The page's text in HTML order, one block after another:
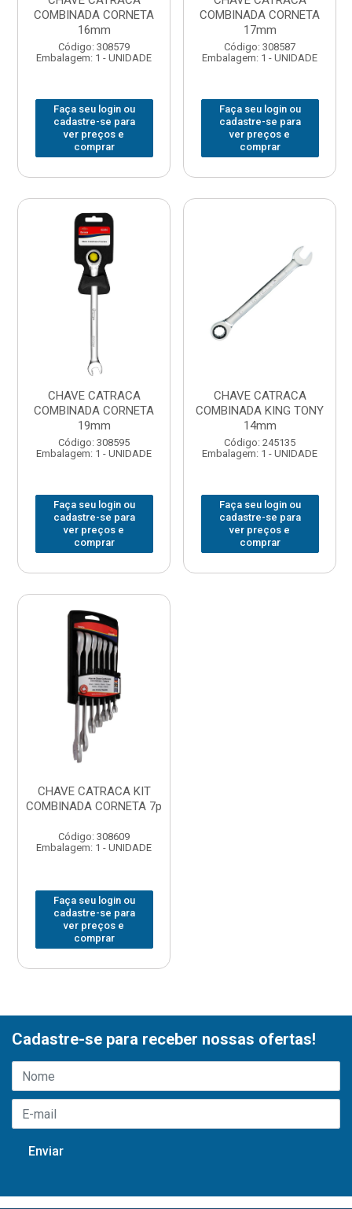
COMBINADA CORNETA
16mm
Código: 308579
Embalagem: 1 - UNIDADE
Faça seu login ou
cadastre-se para
ver preços e
comprar
COMBINADA CORNETA
17mm
Código: 308587
Embalagem: 1 - UNIDADE
Faça seu login ou
cadastre-se para
ver preços e
comprar
CHAVE CATRACA
COMBINADA CORNETA
19mm
Código: 308595
Embalagem: 1 - UNIDADE
Faça seu login ou
cadastre-se para
ver preços e
comprar
CHAVE CATRACA
COMBINADA KING TONY
14mm
Código: 245135
Embalagem: 1 - UNIDADE
Faça seu login ou
cadastre-se para
ver preços e
comprar
CHAVE CATRACA KIT
COMBINADA CORNETA 7p
Código: 308609
Embalagem: 1 - UNIDADE
Faça seu login ou
cadastre-se para
ver preços e
comprar
Cadastre-se para receber nossas ofertas!